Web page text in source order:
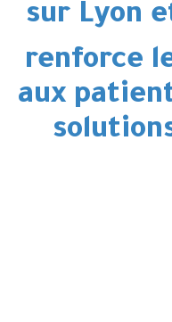
sur Lyon
renforce
aux